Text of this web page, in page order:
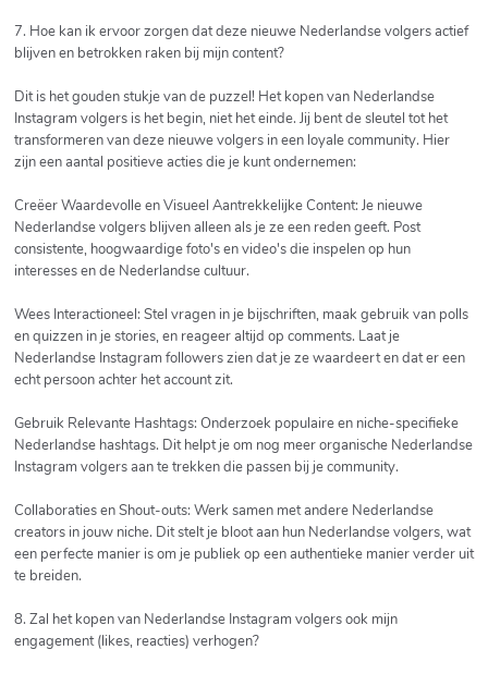
7. Hoe kan ik ervoor zorgen dat deze nieuwe Nederlandse volgers actief
blijven en betrokken raken bij mijn content?
Dit is het gouden stukje van de puzzel! Het kopen van Nederlandse
Instagram volgers is het begin, niet het einde. Jij bent de sleutel tot het
transformeren van deze nieuwe volgers in een loyale community. Hier
zijn een aantal positieve acties die je kunt ondernemen:
Creëer Waardevolle en Visueel Aantrekkelijke Content: Je nieuwe
Nederlandse volgers blijven alleen als je ze een reden geeft. Post
consistente, hoogwaardige foto's en video's die inspelen op hun
interesses en de Nederlandse cultuur.
Wees Interactioneel: Stel vragen in je bijschriften, maak gebruik van polls
en quizzen in je stories, en reageer altijd op comments. Laat je
Nederlandse Instagram followers zien dat je ze waardeert en dat er een
echt persoon achter het account zit.
Gebruik Relevante Hashtags: Onderzoek populaire en niche-specifieke
Nederlandse hashtags. Dit helpt je om nog meer organische Nederlandse
Instagram volgers aan te trekken die passen bij je community.
Collaboraties en Shout-outs: Werk samen met andere Nederlandse
creators in jouw niche. Dit stelt je bloot aan hun Nederlandse volgers, wat
een perfecte manier is om je publiek op een authentieke manier verder uit
te breiden.
8. Zal het kopen van Nederlandse Instagram volgers ook mijn
engagement (likes, reacties) verhogen?